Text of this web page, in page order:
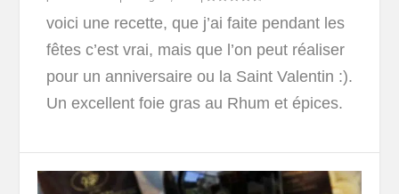
voici une recette, que j’ai faite pendant les
fêtes c’est vrai, mais que l’on peut réaliser
pour un anniversaire ou la Saint Valentin :).
Un excellent foie gras au Rhum et épices.